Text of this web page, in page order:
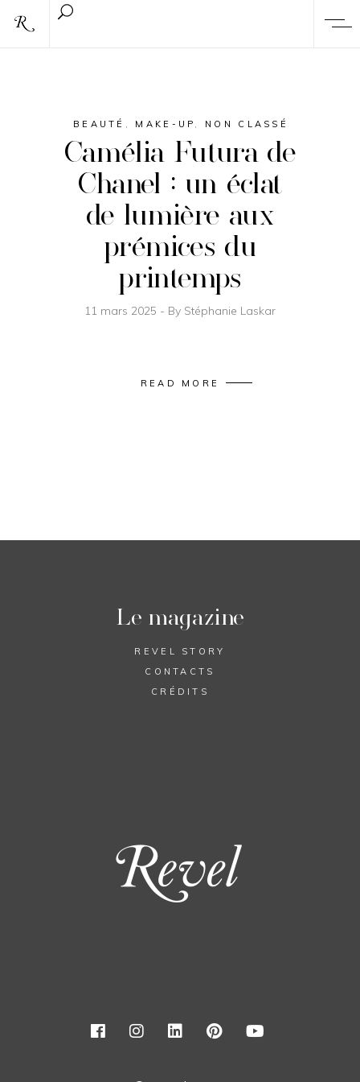
BEAUTÉ , MAKE-UP , NON CLASSÉ
Camélia Futura de
Chanel : un éclat
de lumière aux
prémices du
printemps
11 mars 2025 By Stéphanie Laskar
READ MORE
Le magazine
REVEL STORY
CONTACTS
CRÉDITS